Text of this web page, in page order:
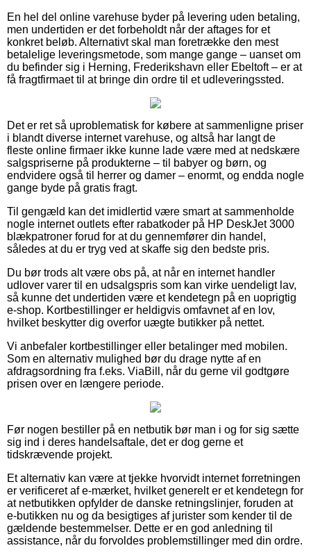
En hel del online varehuse byder på levering uden betaling,
men undertiden er det forbeholdt når der aftages for et
konkret beløb. Alternativt skal man foretrække den mest
betalelige leveringsmetode, som mange gange – uanset om
du befinder sig i Herning, Frederikshavn eller Ebeltoft – er at
få fragtfirmaet til at bringe din ordre til et udleveringssted.
Det er ret så uproblematisk for købere at sammenligne priser
i blandt diverse internet varehuse, og altså har langt de
fleste online firmaer ikke kunne lade være med at nedskære
salgspriserne på produkterne – til babyer og børn, og
endvidere også til herrer og damer – enormt, og endda nogle
gange byde på gratis fragt.
Til gengæld kan det imidlertid være smart at sammenholde
nogle internet outlets efter rabatkoder på HP DeskJet 3000
blækpatroner forud for at du gennemfører din handel,
således at du er tryg ved at skaffe sig den bedste pris.
Du bør trods alt være obs på, at når en internet handler
udlover varer til en udsalgspris som kan virke uendeligt lav,
så kunne det undertiden være et kendetegn på en uoprigtig
e-shop. Kortbestillinger er heldigvis omfavnet af en lov,
hvilket beskytter dig overfor uægte butikker på nettet.
Vi anbefaler kortbestillinger eller betalinger med mobilen.
Som en alternativ mulighed bør du drage nytte af en
afdragsordning fra f.eks. ViaBill, når du gerne vil godtgøre
prisen over en længere periode.
Før nogen bestiller på en netbutik bør man i og for sig sætte
sig ind i deres handelsaftale, det er dog gerne et
tidskrævende projekt.
Et alternativ kan være at tjekke hvorvidt internet forretningen
er verificeret af e-mærket, hvilket generelt er et kendetegn for
at netbutikken opfylder de danske retningslinjer, foruden at
e-butikken nu og da besigtiges af jurister som kender til de
gældende bestemmelser. Dette er en god anledning til
assistance, når du forvoldes problemstillinger med din ordre.